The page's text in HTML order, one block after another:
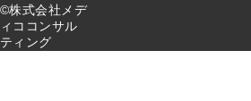
©株式会社メデ
ィココンサル
ティング